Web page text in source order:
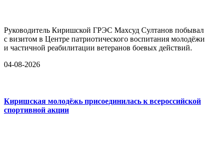
Руководитель Киришской ГРЭС Махсуд Султанов побывал
с визитом в Центре патриотического воспитания молодёжи
и частичной реабилитации ветеранов боевых действий.
04-08-2026
Киришская молодёжь присоединилась к всероссийской
спортивной акции